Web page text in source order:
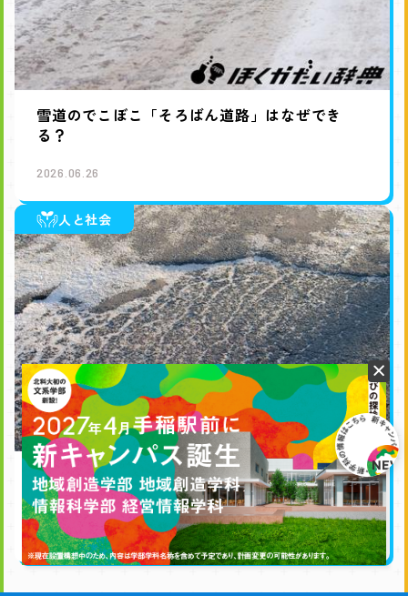
雪道のでこぼこ「そろばん道路」はなぜでき
る？
2026.06.26
人と社会
雪解け後に道路がボコボコになる原因や補修方
法を解説
2026.06.08